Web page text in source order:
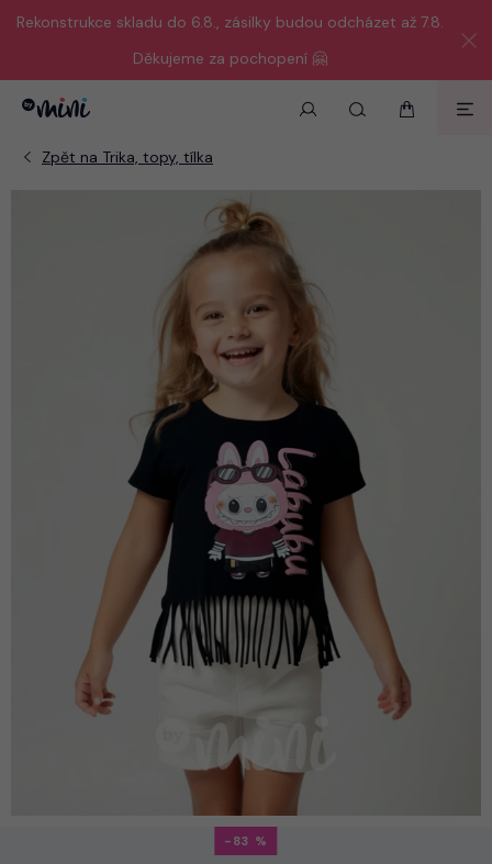
Rekonstrukce skladu do 6.8., zásilky budou odcházet až 7.8.
Děkujeme za pochopení 🤗
-83